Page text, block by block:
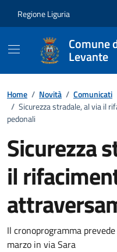
Regione Liguria
Comune
Levante
Home / Novità / Comunicati
/ Sicurezza stradale, al via il
pedonali
Sicurezza
il
Dettagli
Il cronoprogramma
marzo in via Sara